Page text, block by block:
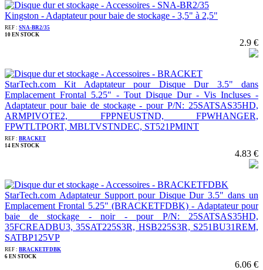
Kingston - Adaptateur pour baie de stockage - 3,5" à 2,5"
REF : SNA-BR2/35
10 EN STOCK
2.9 €
StarTech.com Kit Adaptateur pour Disque Dur 3.5" dans
Emplacement Frontal 5.25" - Tout Disque Dur - Vis Incluses -
Adaptateur pour baie de stockage - pour P/N: 25SATSAS35HD,
ARMPIVOTE2, FPPNEUSTND, FPWHANGER,
FPWTLTPORT, MBLTVSTNDEC, ST521PMINT
REF : BRACKET
14 EN STOCK
4.83 €
StarTech.com Adaptateur Support pour Disque Dur 3.5" dans un
Emplacement Frontal 5.25" (BRACKETFDBK) - Adaptateur pour
baie de stockage - noir - pour P/N: 25SATSAS35HD,
35FCREADBU3, 35SAT225S3R, HSB225S3R, S251BU31REM,
SATBP125VP
REF : BRACKETFDBK
6 EN STOCK
6.06 €